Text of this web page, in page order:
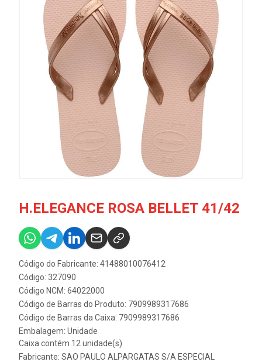
H.ELEGANCE ROSA BELLET 41/42
Código do Fabricante: 41488010076412
Código: 327090
Código NCM: 64022000
Código de Barras do Produto: 7909989317686
Código de Barras da Caixa: 7909989317686
Embalagem: Unidade
Caixa contém 12 unidade(s)
Fabricante: SAO PAULO ALPARGATAS S/A ESPECIAL